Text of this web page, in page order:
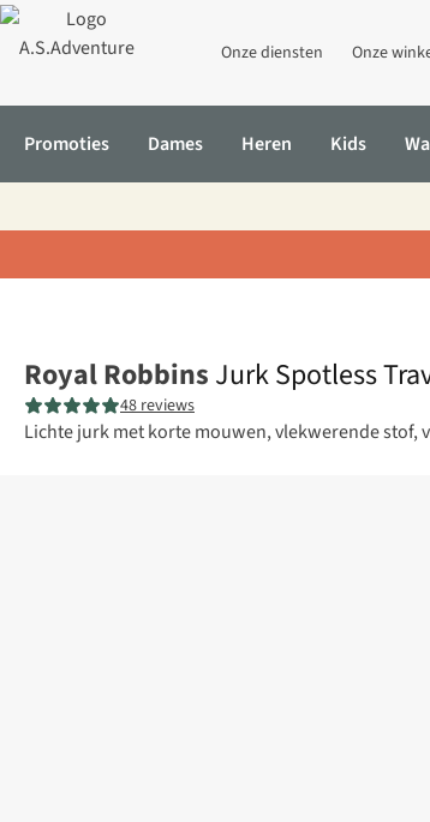
Onze diensten Onze
Promoties Dames Heren Kids
Royal Robbins Jurk Spotless
48 reviews
Lichte jurk met korte mouwen, vlekwerende stof,